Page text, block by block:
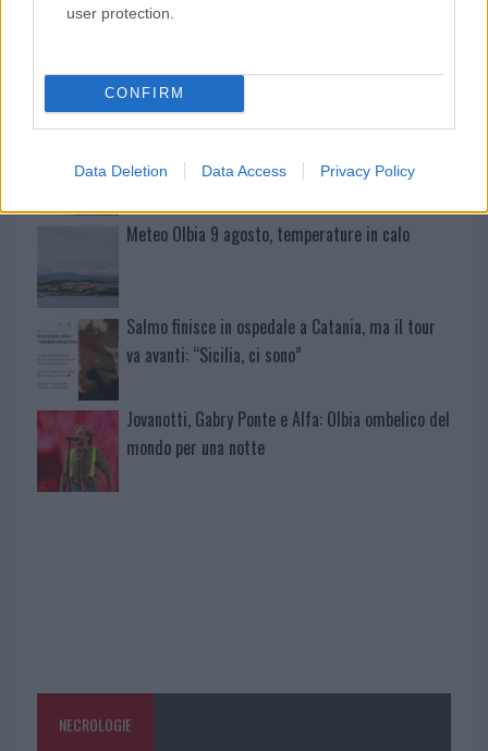
user protection.
CONFIRM
Data Deletion Data Access Privacy Policy
un ferito
Delta Center
Meteo Olbia 9 agosto, temperature in calo
Salmo finisce in ospedale a Catania, ma il tour
va avanti: “Sicilia, ci sono”
Jovanotti, Gabry Ponte e Alfa: Olbia ombelico del
mondo per una notte
NECROLOGIE